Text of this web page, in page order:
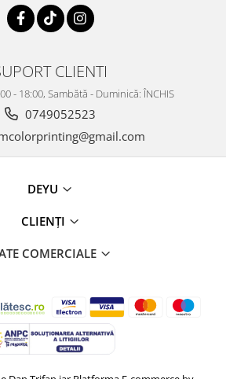
CLIENTI
- 18:00, Sambătă - Duminică: ÎNCHIS
0749052523
DEYU
CLIENȚI
COMERCIALE